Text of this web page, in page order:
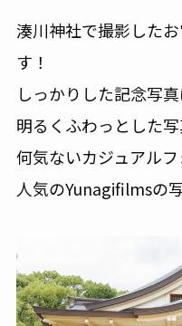
湊川神社で撮影した
す！
しっかりした記念写真
明るくふわっとした
何気ないカジュアル
人気のYunagifilmsの